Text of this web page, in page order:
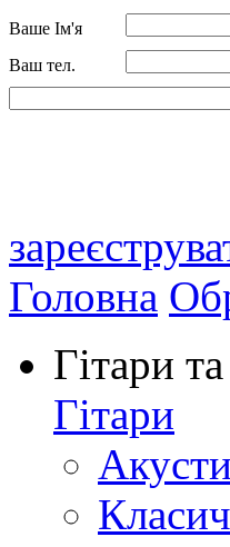
Ваше Ім'я
Ваш тел.
Головна
Гітари
Гітари